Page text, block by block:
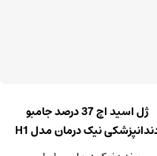
ژل اسید اچ 37 درصد جامبو
دندانپزشکی نیک درمان مدل H1
سرنگ 50 میلی لیتر